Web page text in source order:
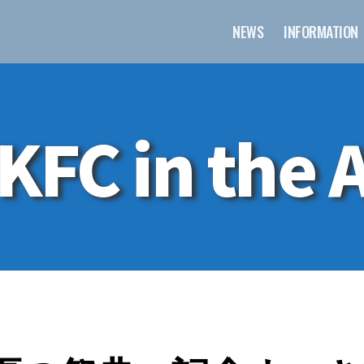
NEWS INFORMATION
in the